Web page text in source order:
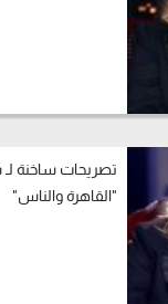
تصريحات ساخنة لـ
"القاهرة والناس"